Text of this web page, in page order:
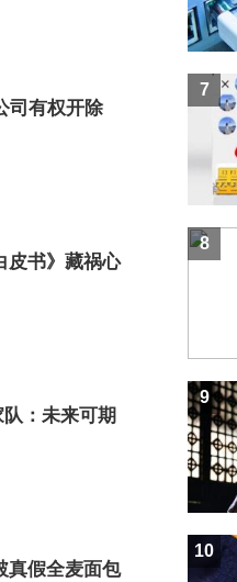
司有权开除
皮书》藏祸心
：未来可期
真假全麦面包
7
8
9
10